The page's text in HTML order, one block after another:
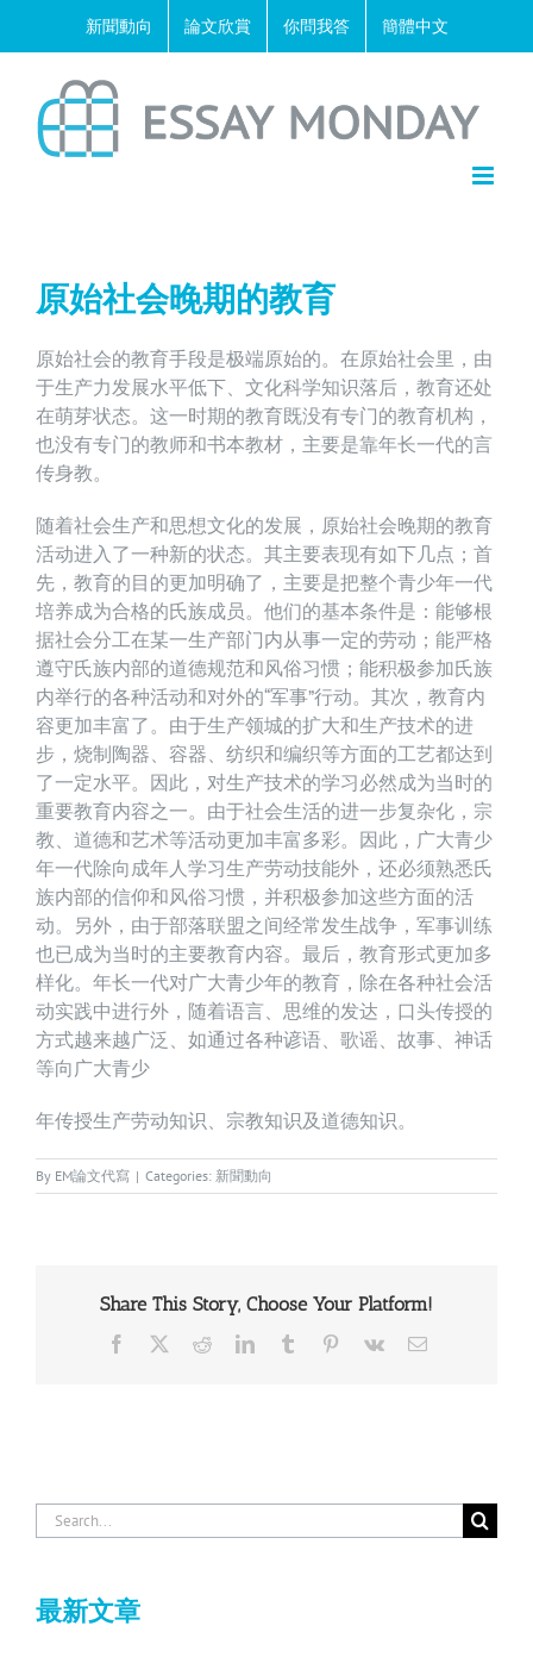
新聞動向 論文欣賞 你問我答 簡體中文
原始社会晚期的教育
原始社会的教育手段是极端原始的。在原始社会里，由
于生产力发展水平低下、文化科学知识落后，教育还处
在萌芽状态。这一时期的教育既没有专门的教育机构，
也没有专门的教师和书本教材，主要是靠年长一代的言
传身教。
随着社会生产和思想文化的发展，原始社会晚期的教育
活动进入了一种新的状态。其主要表现有如下几点；首
先，教育的目的更加明确了，主要是把整个青少年一代
培养成为合格的氏族成员。他们的基本条件是：能够根
据社会分工在某一生产部门内从事一定的劳动；能严格
遵守氏族内部的道德规范和风俗习惯；能积极参加氏族
内举行的各种活动和对外的“军事”行动。其次，教育内
容更加丰富了。由于生产领城的扩大和生产技术的进
步，烧制陶器、容器、纺织和编织等方面的工艺都达到
了一定水平。因此，对生产技术的学习必然成为当时的
重要教育内容之一。由于社会生活的进一步复杂化，宗
教、道德和艺术等活动更加丰富多彩。因此，广大青少
年一代除向成年人学习生产劳动技能外，还必须熟悉氏
族内部的信仰和风俗习惯，并积极参加这些方面的活
动。另外，由于部落联盟之间经常发生战争，军事训练
也已成为当时的主要教育内容。最后，教育形式更加多
样化。年长一代对广大青少年的教育，除在各种社会活
动实践中进行外，随着语言、思维的发达，口头传授的
方式越来越广泛、如通过各种谚语、歌谣、故事、神话
等向广大青少
年传授生产劳动知识、宗教知识及道德知识。
By EM論文代寫 | Categories: 新聞動向
Share This Story, Choose Your Platform!
Facebook RedditLinkedInTumblr Pinterest
Vk Email
Search
for:
最新文章